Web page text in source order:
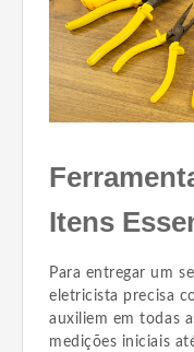
Itens
Para entregar um
eletricista precisa
auxiliem em todas
medições iniciais